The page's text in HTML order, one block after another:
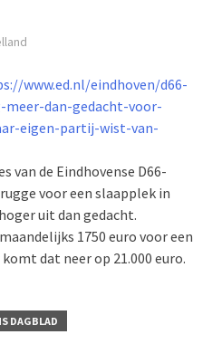
www.ed.nl/eindhoven/d66-
dan-gedacht-voor-
eigen-partij-wist-van-
van de Eindhovense D66-
voor een slaapplek in
uit dan gedacht.
1750 euro voor een
dat neer op 21.000 euro.
DAGBLAD